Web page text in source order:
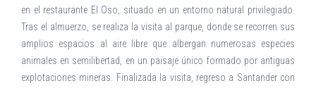
en el restaurante El Oso, situado en un entorno natural privilegiado.
Tras el almuerzo, se realiza la visita al parque, donde se recorren sus
amplios espacios al aire libre que albergan numerosas especies
animales en semilibertad, en un paisaje único formado por antiguas
explotaciones mineras. Finalizada la visita, regreso a Santander con